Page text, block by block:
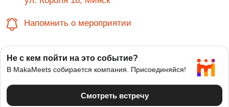
Напомнить о мероприятии